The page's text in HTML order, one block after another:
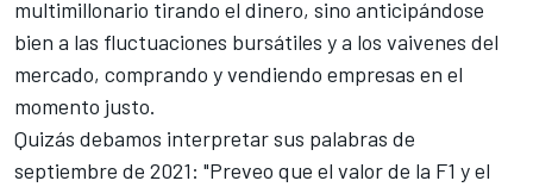
multimillonario tirando el dinero, sino anticipándose
bien a las fluctuaciones bursátiles y a los vaivenes del
mercado, comprando y vendiendo empresas en el
momento justo.
Quizás debamos interpretar sus palabras de
septiembre de 2021: "Preveo que el valor de la F1 y el